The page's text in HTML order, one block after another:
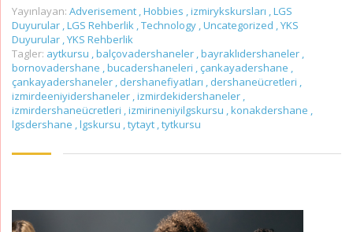
Yayınlayan: Adverisement ,Hobbies ,izmirykskursları ,LGS
Duyurular ,LGS Rehberlik ,Technology ,Uncategorized ,YKS
Duyurular ,YKS Rehberlik
Tagler: aytkursu ,balçovadershaneler ,bayraklıdershaneler ,
bornovadershane ,bucadershaneleri , çankayadershane ,
çankayadershaneler , dershanefiyatları , dershaneücretleri ,
izmirdeeniyidershaneler ,izmirdekidershaneler ,
izmirdershaneücretleri ,izmirineniyilgskursu ,konakdershane ,
lgsdershane ,lgskursu ,tytayt ,tytkursu